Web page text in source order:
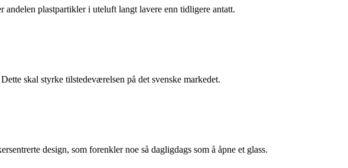
plastpartikler i uteluft langt lavere enn tidligere antatt.
skal styrke tilstedeværelsen på det svenske markedet.
design, som forenkler noe så dagligdags som å åpne et glass.